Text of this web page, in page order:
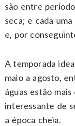
são entre
seca; e cada
e, por
A temporada
maio a agosto,
águas estão
interessante de
a época cheia.